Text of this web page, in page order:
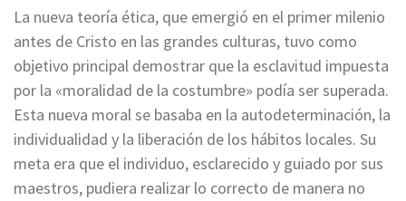
La nueva teoría ética, que emergió en el primer milenio
antes de Cristo en las grandes culturas, tuvo como
objetivo principal demostrar que la esclavitud impuesta
por la «moralidad de la costumbre» podía ser superada.
Esta nueva moral se basaba en la autodeterminación, la
individualidad y la liberación de los hábitos locales. Su
meta era que el individuo, esclarecido y guiado por sus
maestros, pudiera realizar lo correcto de manera no